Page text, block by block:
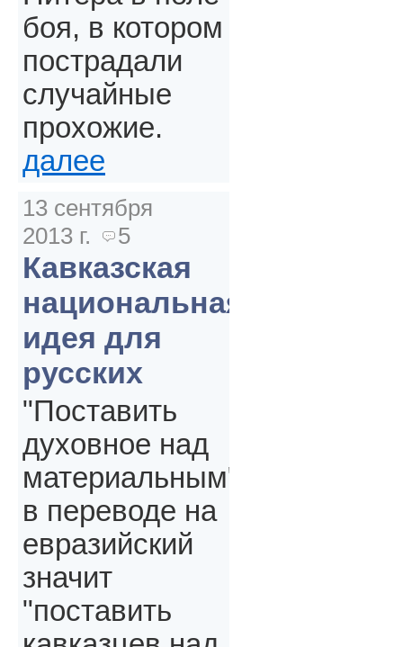
боя, в котором
пострадали
случайные
прохожие.
далее
13 сентября
2013 г.
5
Кавказская
национальная
идея для
русских
"Поставить
духовное над
материальным"
в переводе на
евразийский
значит
"поставить